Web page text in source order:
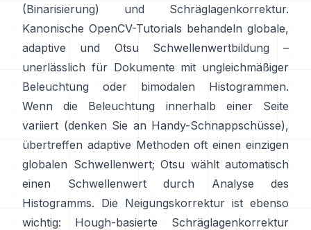
(Binarisierung) und Schräglagenkorrektur.
Kanonische OpenCV-Tutorials behandeln globale,
adaptive
und Otsu
Schwellenwertbildung –
unerlässlich für Dokumente mit ungleichmäßiger
Beleuchtung oder bimodalen Histogrammen.
Wenn die Beleuchtung innerhalb einer Seite
variiert (denken Sie an Handy-Schnappschüsse),
übertreffen adaptive Methoden oft einen einzigen
globalen Schwellenwert; Otsu wählt automatisch
einen Schwellenwert durch Analyse des
Histogramms. Die Neigungskorrektur ist ebenso
wichtig: Hough-basierte Schräglagenkorrektur